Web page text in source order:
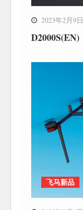
2023年2月9日
D2000S(EN)
飞马新品